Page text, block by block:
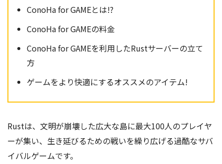
ConoHa for GAMEとは!?
ConoHa for GAMEの料金
ConoHa for GAMEを利用したRustサーバーの立て
方
ゲームをより快適にするオススメのアイテム!
Rustは、文明が崩壊した広大な島に最大100人のプレイヤ
ーが集い、生き延びるための戦いを繰り広げる過酷なサバ
イバルゲームです。